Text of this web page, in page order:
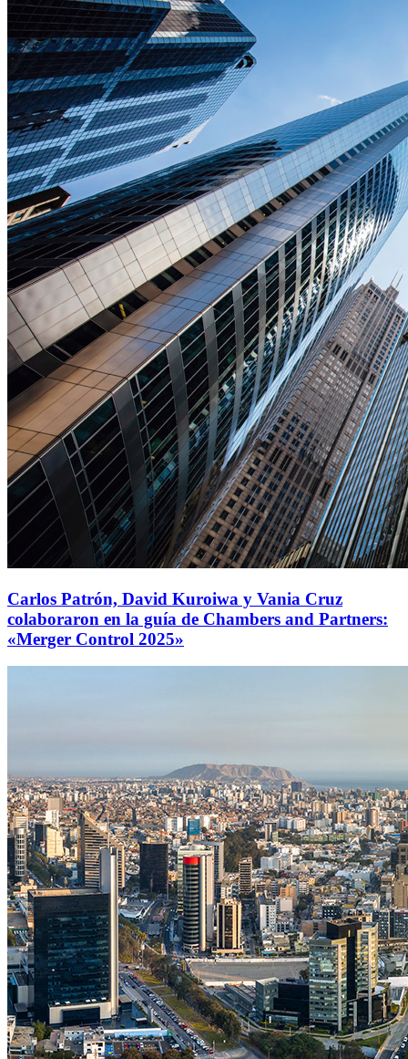
Carlos Patrón, David Kuroiwa y Vania Cruz
colaboraron en la guía de Chambers and Partners:
«Merger Control 2025»